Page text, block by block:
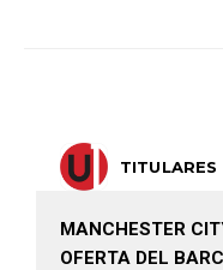
TITULARES
MANCHESTER
OFERTA DEL